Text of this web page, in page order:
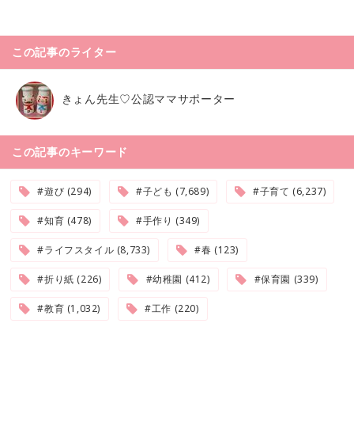
この記事のライター
きょん先生♡公認ママサポーター
この記事のキーワード
#遊び (294) #子ども (7,689) #子育て (6,237)
#知育 (478) #手作り (349)
#ライフスタイル (8,733) #春 (123)
#折り紙 (226) #幼稚園 (412) #保育園 (339)
#教育 (1,032) #工作 (220)